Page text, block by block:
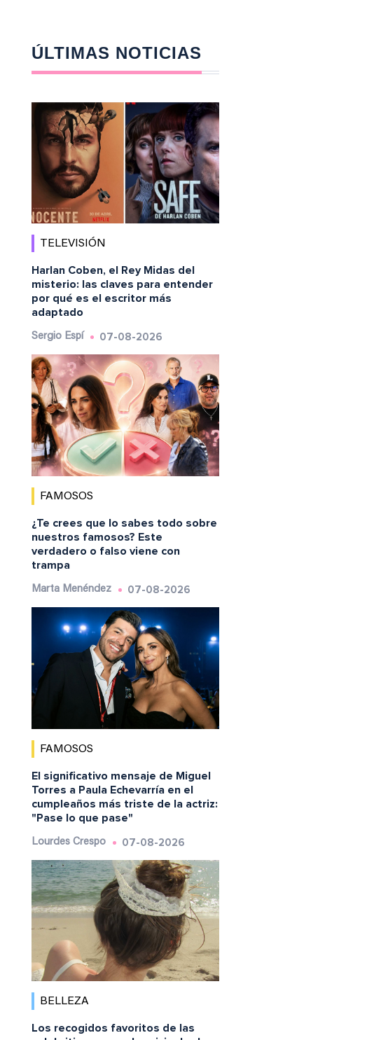
ÚLTIMAS NOTICIAS
TELEVISIÓN
Harlan Coben, el Rey Midas del
misterio: las claves para entender
por qué es el escritor más
adaptado
Sergio Espí 07-08-2026
FAMOSOS
¿Te crees que lo sabes todo sobre
nuestros famosos? Este
verdadero o falso viene con
trampa
Marta Menéndez 07-08-2026
FAMOSOS
El significativo mensaje de Miguel
Torres a Paula Echevarría en el
cumpleaños más triste de la actriz:
"Pase lo que pase"
Lourdes Crespo 07-08-2026
BELLEZA
Los recogidos favoritos de las